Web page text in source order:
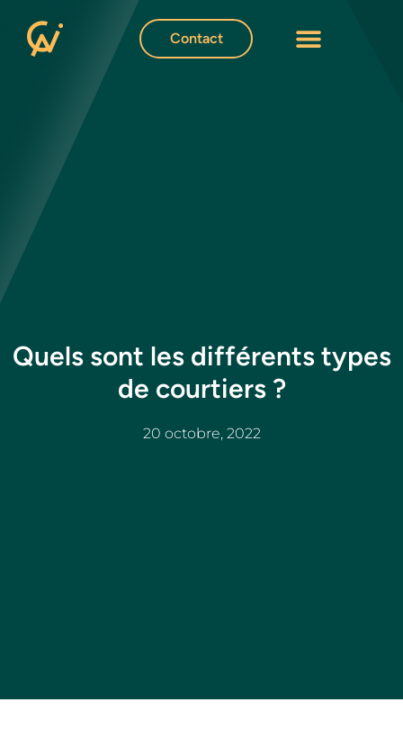
Contact
Quels sont les différents types
de courtiers ?
20 octobre, 2022